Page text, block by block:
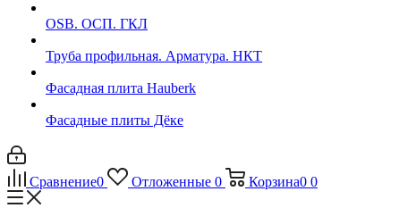
OSB. ОСП. ГКЛ
Труба профильная. Арматура. НКТ
Фасадная плита Hauberk
Фасадные плиты Дёке
Сравнение0 Отложенные 0 Корзина0 0